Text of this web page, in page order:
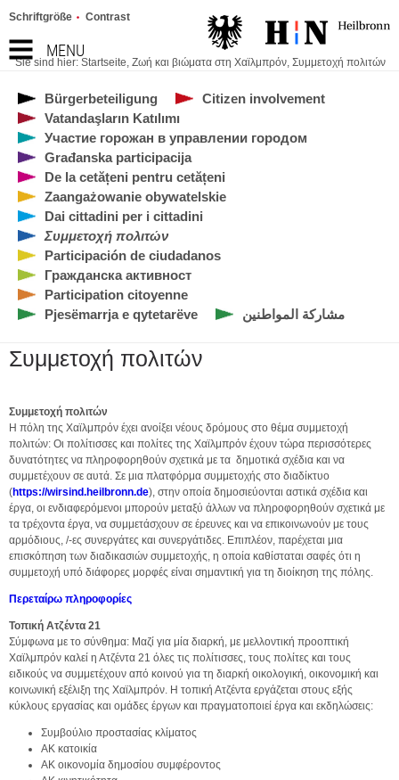
MENU
Schriftgröße Contrast
Sie sind hier: Startseite, Ζωή και βιώματα στη Χαϊλμπρόν, Συμμετοχή πολιτών
Bürgerbeteiligung
Citizen involvement
Vatandaşların Katılımı
Участие горожан в управлении городом
Građanska participacija
De la cetățeni pentru cetățeni
Zaangażowanie obywatelskie
Dai cittadini per i cittadini
Συμμετοχή πολιτών
Participación de ciudadanos
Гражданска активност
Participation citoyenne
Pjesëmarrja e qytetarëve
مشاركة المواطنين
Συμμετοχή πολιτών
Συμμετοχή πολιτών
Η πόλη της Χαϊλμπρόν έχει ανοίξει νέους δρόμους στο θέμα συμμετοχή
πολιτών: Οι πολίτισσες και πολίτες της Χαϊλμπρόν έχουν τώρα περισσότερες
δυνατότητες να πληροφορηθούν σχετικά με τα δημοτικά σχέδια και να
συμμετέχουν σε αυτά. Σε μια πλατφόρμα συμμετοχής στο διαδίκτυο
(https://wirsind.heilbronn.de), στην οποία δημοσιεύονται αστικά σχέδια και
έργα, οι ενδιαφερόμενοι μπορούν μεταξύ άλλων να πληροφορηθούν σχετικά με
τα τρέχοντα έργα, να συμμετάσχουν σε έρευνες και να επικοινωνούν με τους
αρμόδιους, /-ες συνεργάτες και συνεργάτιδες. Επιπλέον, παρέχεται μια
επισκόπηση των διαδικασιών συμμετοχής, η οποία καθίσταται σαφές ότι η
συμμετοχή υπό διάφορες μορφές είναι σημαντική για τη διοίκηση της πόλης.
Περεταίρω πληροφορίες
Τοπική Ατζέντα 21
Σύμφωνα με το σύνθημα: Μαζί για μία διαρκή, με μελλοντική προοπτική
Χαϊλμπρόν καλεί η Ατζέντα 21 όλες τις πολίτισσες, τους πολίτες και τους
ειδικούς να συμμετέχουν από κοινού για τη διαρκή οικολογική, οικονομική και
κοινωνική εξέλιξη της Χαϊλμπρόν. Η τοπική Ατζέντα εργάζεται στους εξής
κύκλους εργασίας και ομάδες έργων και πραγματοποιεί έργα και εκδηλώσεις:
Συμβούλιο προστασίας κλίματος
ΑΚ κατοικία
ΑΚ οικονομία δημοσίου συμφέροντος